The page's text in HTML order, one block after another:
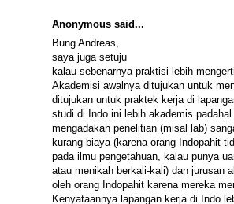
Anonymous said...
Bung Andreas,
saya juga setuju
kalau sebenarnya praktisi lebih
Akademisi awalnya ditujukan untuk
ditujukan untuk praktek kerja di
studi di Indo ini lebih akademis
mengadakan penelitian (misal lab)
kurang biaya (karena orang Indopahit
pada ilmu pengetahuan, kalau punya
atau menikah berkali-kali) dan jurusan
oleh orang Indopahit karena mereka
Kenyataannya lapangan kerja di Indo